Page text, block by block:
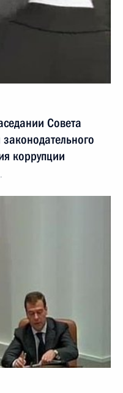
Совета
коррупции